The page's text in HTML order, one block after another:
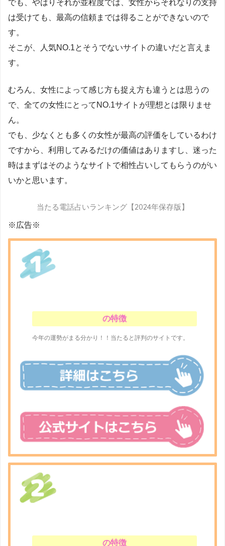
でも、やはりそれが並程度では、女性からそれなりの支持
は受けても、最高の信頼までは得ることができないので
す。
そこが、人気NO.1とそうでないサイトの違いだと言えま
す。
むろん、女性によって感じ方も捉え方も違うとは思うの
で、全ての女性にとってNO.1サイトが理想とは限りませ
ん。
でも、少なくとも多くの女性が最高の評価をしているわけ
ですから、利用してみるだけの価値はありますし、迷った
時はまずはそのようなサイトで相性占いしてもらうのがい
いかと思います。
当たる電話占いランキング【2024年保存版】
※広告※
の特徴
今年の運勢がまる分かり！！当たると評判のサイトです。
の特徴